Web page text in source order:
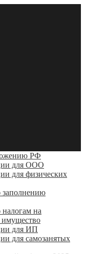
РФ
для ООО
для физических
заполнению
налогам на
для ИП
для самозанятых